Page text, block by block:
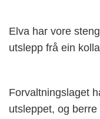
Elva har vore
utslepp frå ein
Forvaltningslaget
utsleppet, og